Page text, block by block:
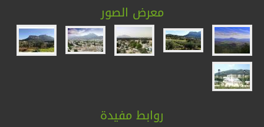
معرض الصور
روابط مفيدة